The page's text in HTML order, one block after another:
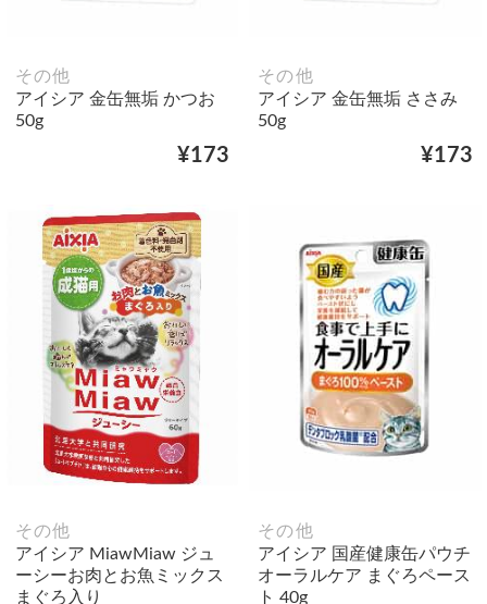
その他
アイシア 金缶無垢 かつお
50g
¥173
その他
アイシア 金缶無垢 ささみ
50g
¥173
その他
アイシア MiawMiaw ジュ
ーシーお肉とお魚ミックス
まぐろ入り
その他
アイシア 国産健康缶パウチ
オーラルケア まぐろペース
ト 40g